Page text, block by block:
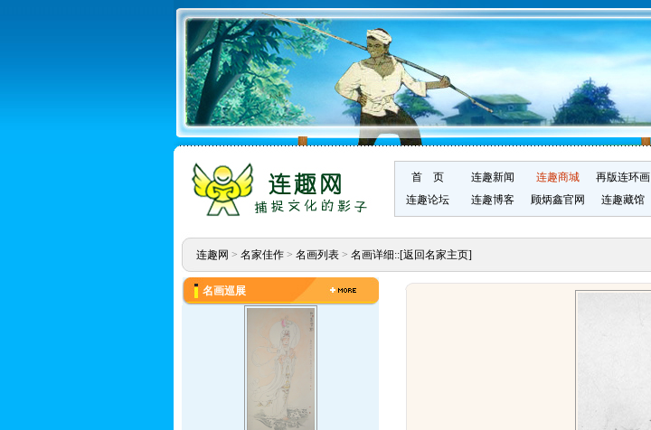
首 页 连趣新闻 连趣商城 再版连环画
连趣论坛
连趣博客 顾炳鑫官网 连趣藏馆
连趣网 > 名家佳作> 名画列表> 名画详细::[返回名家主页]
名画巡展